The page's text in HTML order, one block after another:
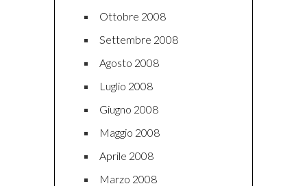
Ottobre 2008
Settembre 2008
Agosto 2008
Luglio 2008
Giugno 2008
Maggio 2008
Aprile 2008
Marzo 2008